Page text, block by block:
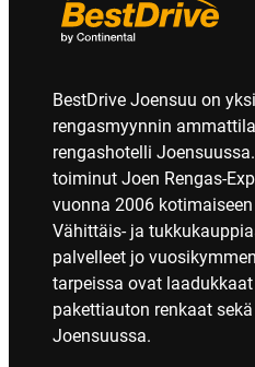
BestDrive Joensuu on
rengasmyynnin
rengashotelli
toiminut Joen Rengas-
vuonna 2006
Vähittäis- ja
palvelleet jo
tarpeissa ovat
pakettiauton renkaat
Joensuussa.